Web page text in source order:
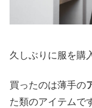
久しぶりに服を購
買ったのは薄手の
た類のアイテムで